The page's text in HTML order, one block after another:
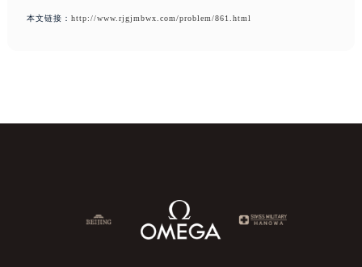
本文链接： http://www.rjgjmbwx.com/problem/861.html